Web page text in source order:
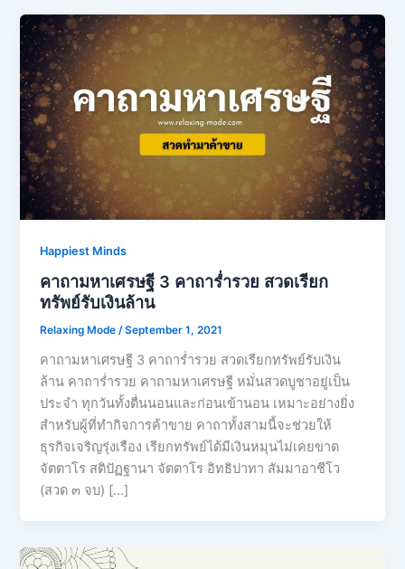
Happiest Minds
คาถามหาเศรษฐี 3 คาถาร่ำรวย สวดเรียก
ทรัพย์รับเงินล้าน
Relaxing Mode/September 1, 2021
คาถามหาเศรษฐี 3 คาถาร่ำรวย สวดเรียกทรัพย์รับเงิน
ล้าน คาถาร่ำรวย คาถามหาเศรษฐี หมั่นสวดบูชาอยู่เป็น
ประจำ ทุกวันทั้งตื่นนอนและก่อนเข้านอน เหมาะอย่างยิ่ง
สำหรับผู้ที่ทำกิจการค้าขาย คาถาทั้งสามนี้จะช่วยให้
ธุรกิจเจริญรุ่งเรือง เรียกทรัพย์ได้มีเงินหมุนไม่เคยขาด
จัตตาโร สติปัฏฐานา จัตตาโร อิทธิปาทา สัมมาอาชีโว
(สวด ๓ จบ) […]